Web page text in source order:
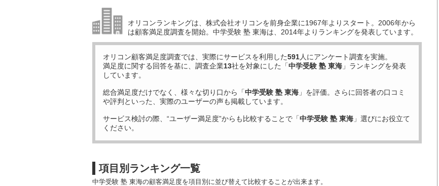
オリコンランキングは、株式会社オリコンを前身企業に1967年よりスタート。2006年から
は顧客満足度調査を開始。中学受験 塾 東海は、2014年よりランキングを発表しています。
オリコン顧客満足度調査では、実際にサービスを利用した591人にアンケート調査を実施。
満足度に関する回答を基に、調査企業13社を対象にした「中学受験 塾 東海 」ランキングを発表
しています。
総合満足度だけでなく、様々な切り口から「中学受験 塾 東海 」を評価。さらに回答者の口コミ
や評判といった、実際のユーザーの声も掲載しています。
サービス検討の際、“ユーザー満足度”からも比較することで「中学受験 塾 東海 」選びにお役立て
ください。
項目別ランキング一覧
中学受験 塾 東海の顧客満足度を項目別に並び替えて比較することが出来ます。